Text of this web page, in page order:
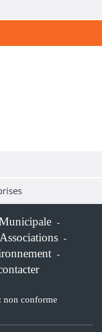
-
Associations -
-
non conforme